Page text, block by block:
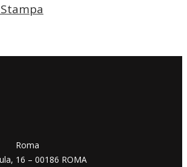
​​Roma
16 – 00186 ROMA